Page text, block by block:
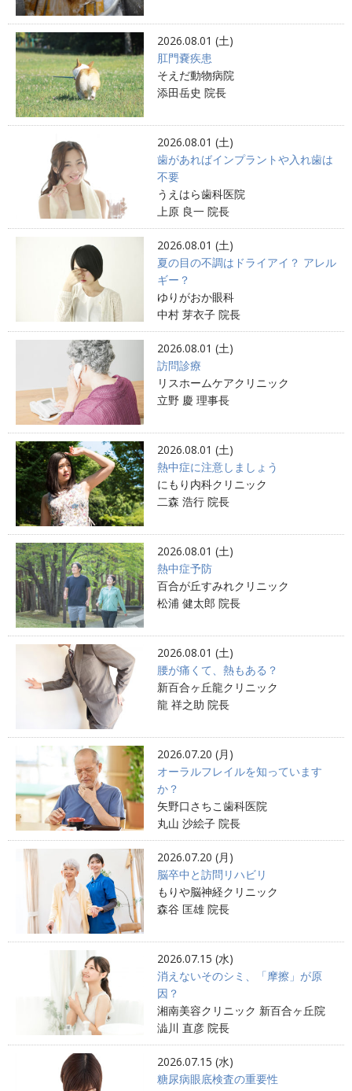
2026.08.01 (土)
肛門嚢疾患
そえだ動物病院
添田岳史 院長
2026.08.01 (土)
歯があればインプラントや入れ歯は
不要
うえはら歯科医院
上原 良一 院長
2026.08.01 (土)
夏の目の不調はドライアイ？ アレル
ギー？
ゆりがおか眼科
中村 芽衣子 院長
2026.08.01 (土)
訪問診療
リスホームケアクリニック
立野 慶 理事長
2026.08.01 (土)
熱中症に注意しましょう
にもり内科クリニック
二森 浩行 院長
2026.08.01 (土)
熱中症予防
百合が丘すみれクリニック
松浦 健太郎 院長
2026.08.01 (土)
腰が痛くて、熱もある？
新百合ヶ丘龍クリニック
龍 祥之助 院長
2026.07.20 (月)
オーラルフレイルを知っています
か？
矢野口さちこ歯科医院
丸山 沙絵子 院長
2026.07.20 (月)
脳卒中と訪問リハビリ
もりや脳神経クリニック
森谷 匡雄 院長
2026.07.15 (水)
消えないそのシミ、「摩擦」が原
因？
湘南美容クリニック 新百合ヶ丘院
澁川 直彦 院長
2026.07.15 (水)
糖尿病眼底検査の重要性